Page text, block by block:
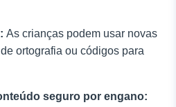
As crianças podem usar novas
ortografia ou códigos para
seguro por engano: